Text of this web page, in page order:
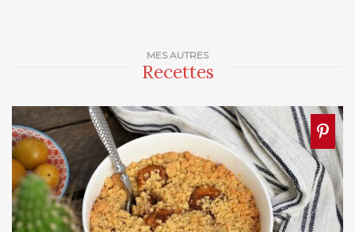
MES AUTRES
Recettes